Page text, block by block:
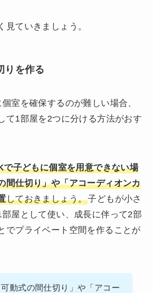
見ていきましょう。
りを作る
室を確保するのが難しい場合、
て1部屋を2つに分ける方法がおす
で子どもに個室を用意できない場
間仕切り」や「アコーディオンカ
しておきましょう。子どもが小さ
屋として使い、成長に伴って2部
でプライベート空間を作ることが
可動式の間仕切り」や「アコー